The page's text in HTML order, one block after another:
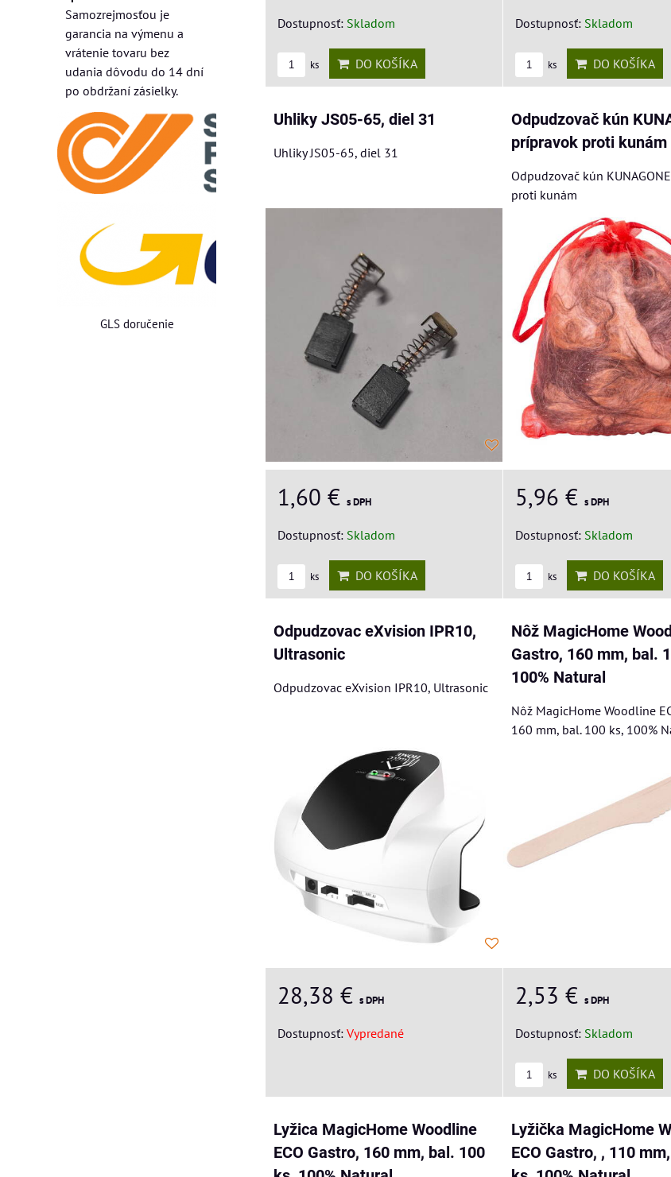
Dostupnosť: Skladom
ks DO KOŠÍKA
Dostupnosť: Skladom
ks DO KOŠÍKA
Uhliky JS05-65, diel 31
Uhliky JS05-65, diel 31
1,60 € s DPH
Dostupnosť: Skladom
ks DO KOŠÍKA
Odpudzovač kún
prípravok proti kunám
Odpudzovač kún
proti kunám
5,96 € s DPH
Dostupnosť: Skladom
ks DO KOŠÍKA
Odpudzovac eXvision IPR10,
Ultrasonic
Odpudzovac eXvision IPR10, Ultrasonic
28,38 € s DPH
Dostupnosť: Vypredané
Nôž MagicHome
Gastro, 160 mm, bal.
100% Natural
Nôž MagicHome Woodline
160 mm, bal. 100 ks, 100%
2,53 € s DPH
Dostupnosť: Skladom
ks DO KOŠÍKA
Lyžica MagicHome Woodline
ECO Gastro, 160 mm, bal. 100
Lyžička MagicHome
ECO Gastro, , 110
Samozrejmosťou je
garancia na výmenu a
vrátenie tovaru bez
udania dôvodu do 14 dní
po obdržaní zásielky.
GLS doručenie